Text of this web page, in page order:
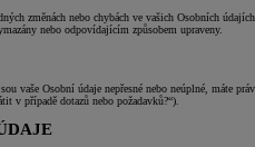
změnách nebo chybách ve vašich Osobních
nebo odpovídajícím způsobem upraveny.
vaše Osobní údaje nepřesné nebo neúplné, máte
v případě dotazů nebo požadavků?“).